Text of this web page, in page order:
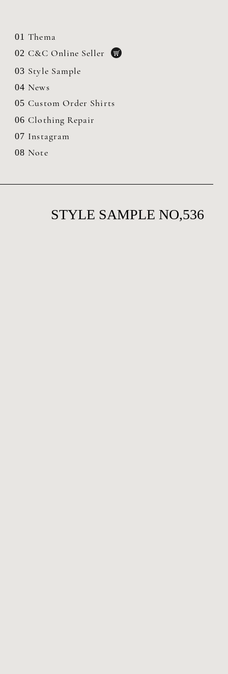
01 Thema
02 C&C Online Seller
03 Style Sample
04 News
05 Custom Order Shirts
06 Clothing Repair
07 Instagram
08 Note
STYLE SAMPLE NO,536